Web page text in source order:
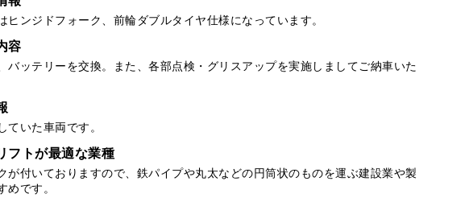
ヒンジドフォーク、前輪ダブルタイヤ仕様になっています。
容
バッテリーを交換。また、各部点検・グリスアップを実施しましてご納車いた
ていた車両です。
フトが最適な業種
が付いておりますので、鉄パイプや丸太などの円筒状のものを運ぶ建設業や製
めです。